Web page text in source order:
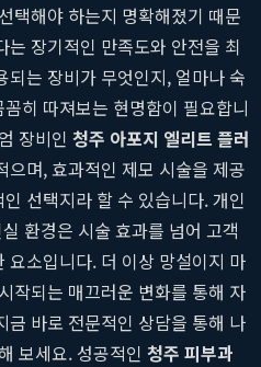
택해야 하는지 명확해졌기 때문
장기적인 만족도와 안전을 최
는 장비가 무엇인지, 얼마나 숙
히 따져보는 현명함이 필요합니
장비인 청주 아포지 엘리트 플러
며, 효과적인 제모 시술을 제공
선택지라 할 수 있습니다. 개인
환경은 시술 효과를 넘어 고객
요소입니다. 더 이상 망설이지 마
작되는 매끄러운 변화를 통해 자
금 바로 전문적인 상담을 통해 나
보세요. 성공적인 청주 피부과